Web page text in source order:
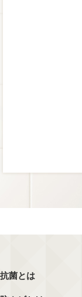
抗菌とは